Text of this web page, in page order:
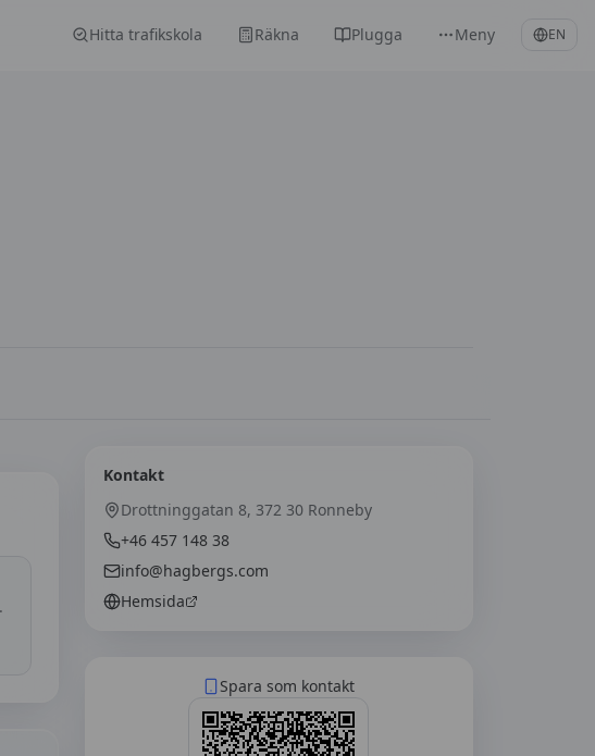
Hitta trafikskola Räkna Plugga Meny EN
Kontakt
Drottninggatan 8, 372 30 Ronneby
+46 457 148 38
info@hagbergs.com
Hemsida
Spara som kontakt